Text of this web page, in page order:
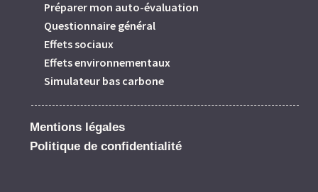
Préparer mon auto-évaluation
Questionnaire général
Effets sociaux
Effets environnementaux
Simulateur bas carbone
Mentions légales
Politique de confidentialité